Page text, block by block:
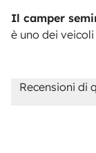
Il camper
è uno dei
Recensioni di